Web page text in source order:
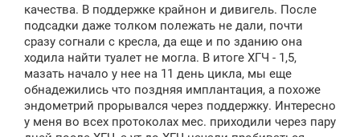
качества. В поддержке крайнон и дивигель. После
подсадки даже толком полежать не дали, почти
сразу согнали с кресла, да еще и по зданию она
ходила найти туалет не могла. В итоге ХГЧ - 1,5,
мазать начало у нее на 11 день цикла, мы еще
обнадежились что поздняя имплантация, а похоже
эндометрий прорывался через поддержку. Интересно
у меня во всех протоколах мес. приходили через пару